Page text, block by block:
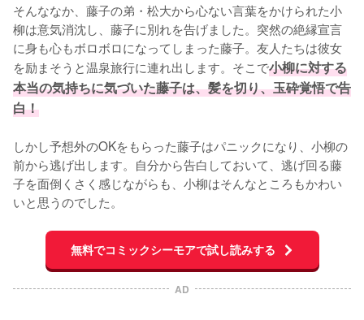
そんななか、藤子の弟・松大から心ない言葉をかけられた小
柳は意気消沈し、藤子に別れを告げました。突然の絶縁宣言
に身も心もボロボロになってしまった藤子。友人たちは彼女
を励まそうと温泉旅行に連れ出します。そこで小柳に対する
本当の気持ちに気づいた藤子は、髪を切り、玉砕覚悟で告
白！
しかし予想外のOKをもらった藤子はパニックになり、小柳の
前から逃げ出します。自分から告白しておいて、逃げ回る藤
子を面倒くさく感じながらも、小柳はそんなところもかわい
いと思うのでした。
無料でコミックシーモアで試し読みする
AD